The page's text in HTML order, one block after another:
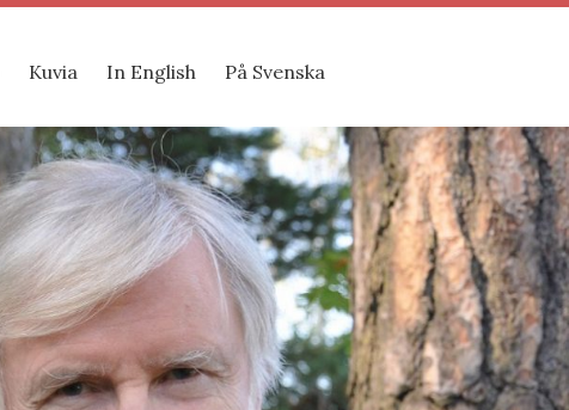
Kuvia In English På Svenska